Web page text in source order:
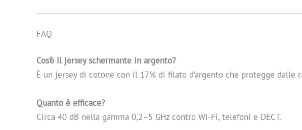
FAQ
Cos’è il jersey schermante in argento?
È un jersey di cotone con il 17% di filato d’argento che protegge dalle
Quanto è efficace?
Circa 40 dB nella gamma 0,2–5 GHz contro Wi-Fi, telefoni e DECT.